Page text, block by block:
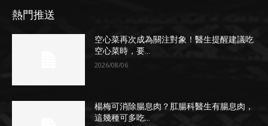
熱門推送
空心菜再次成為關注對象！醫生提醒建議吃
空心菜時，要...
2026/08/06
楊梅可消除腸息肉？肛腸科醫生有腸息肉，
這幾種可多吃...